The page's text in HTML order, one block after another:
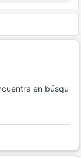
en búsqu